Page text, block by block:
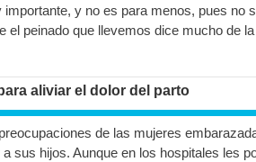
y no es para menos, pues no
el peinado que llevemos dice mucho de
aliviar el dolor del parto
de las mujeres
sus hijos. Aunque en los hospitales les